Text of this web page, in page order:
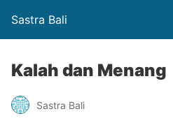
Sastra Bali
Kalah dan Menang
Sastra Bali